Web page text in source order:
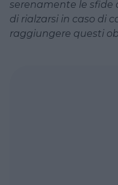
serenamente le sfide
di rialzarsi in caso di
raggiungere questi